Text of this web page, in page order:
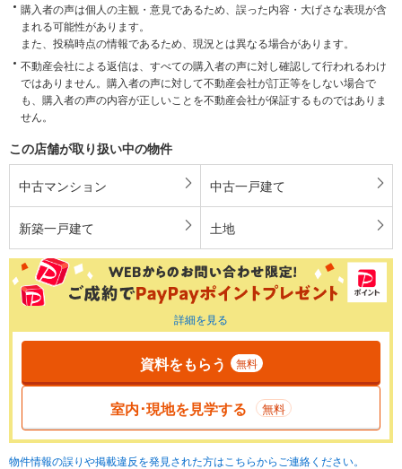
購入者の声は個人の主観・意見であるため、誤った内容・大げさな表現が含
まれる可能性があります。
また、投稿時点の情報であるため、現況とは異なる場合があります。
不動産会社による返信は、すべての購入者の声に対し確認して行われるわけ
ではありません。購入者の声に対して不動産会社が訂正等をしない場合で
も、購入者の声の内容が正しいことを不動産会社が保証するものではありま
せん。
この店舗が取り扱い中の物件
中古マンション 中古一戸建て
新築一戸建て 土地
詳細を見る
資料をもらう 無料
室内･現地を見学する 無料
物件情報の誤りや掲載違反を発見された方はこちらからご連絡ください。